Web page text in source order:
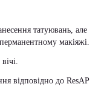
татуювань, але
макіяжі.
відповідно до ResAP